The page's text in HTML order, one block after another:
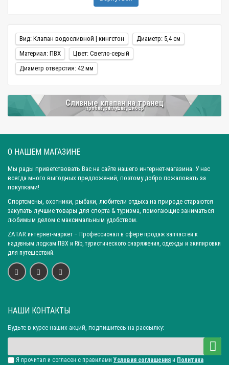
Вид: Клапан водосливной | кингстон
Диаметр: 5,4 см
Материал: ПВХ
Цвет: Светло-серый
Диаметр отверстия: 42 мм
Сливные клапан на транец
пробка, заглушка, шибер
О НАШЕМ МАГАЗИНЕ
Мы рады приветствовать Вас на сайте нашего интернет-магазина. У нас
всегда много выгодных предложений, поэтому добро пожаловать за
покупками!
Спортсмены, охотники, рыбаки, любители отдыха на природе стараются
закупать лучшие товары для спорта & туризма, помогающие заниматься
любимым делом с максимальным удобством.
ZATAR интернет-маркет – Профессионал в сфере продаж запчастей к
надувным лодкам ПВХ и Rib, туристического снаряжения, одежды и экипировки
для путешествий.
НАШИ КОНТАКТЫ
Будьте в курсе наших акций, подпишитесь на рассылку:
Я прочитал и согласен с правилами Условия соглашения и Политика